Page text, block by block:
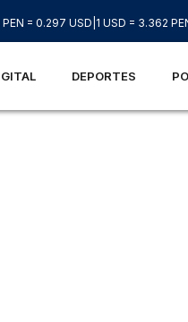
PEN = 0.297 USD 1 USD = 3.362
DEPORTES